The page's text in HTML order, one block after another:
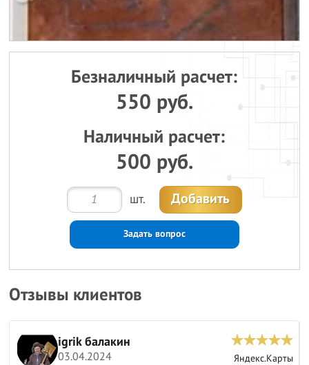
Безналичный расчет:
550 руб.
Наличный расчет:
500 руб.
шт. Добавить
Задать вопрос
Отзывы клиентов
igrik балакин
03.04.2024 Яндекс.Карты